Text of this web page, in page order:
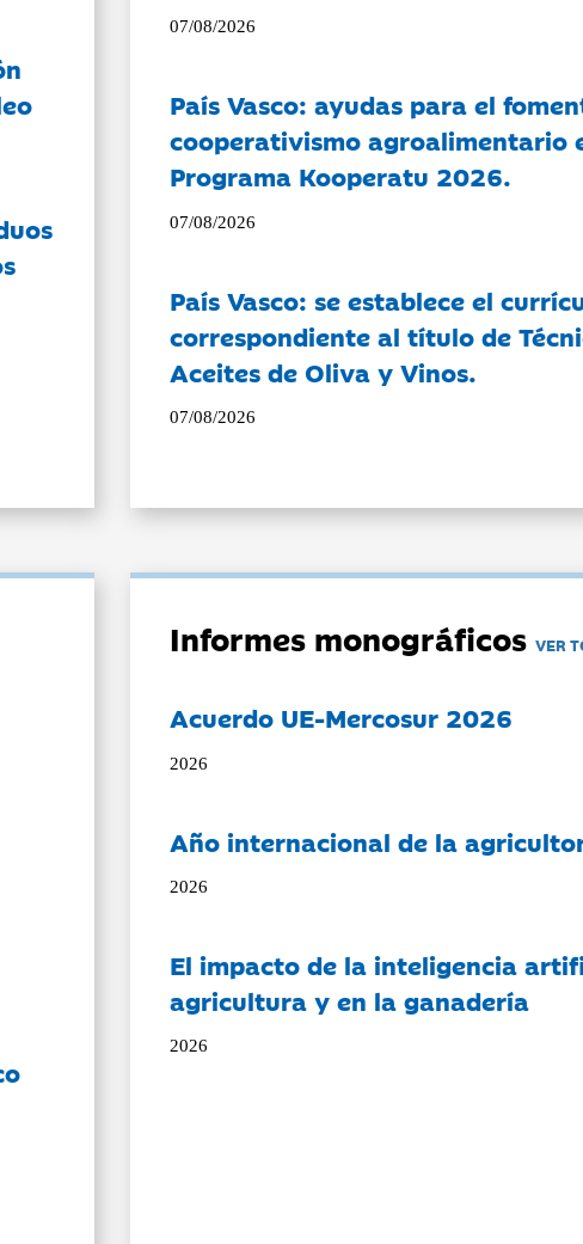
07/08/2026
País Vasco: ayudas para el
cooperativismo agroalimentario
Programa Kooperatu 2026.
07/08/2026
País Vasco: se establece el
correspondiente al título de
Aceites de Oliva y Vinos.
07/08/2026
Informes monográficosVER
Acuerdo UE-Mercosur 2026
2026
Año internacional de la
2026
El impacto de la inteligencia
agricultura y en la ganadería
2026